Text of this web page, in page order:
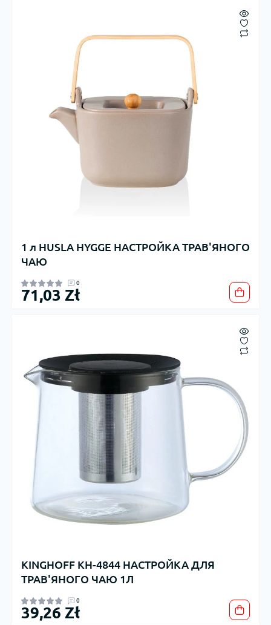
1 л HUSLA HYGGE НАСТРОЙКА ТРАВ'ЯНОГО
ЧАЮ
0
71,03 Zł
KINGHOFF KH-4844 НАСТРОЙКА ДЛЯ
ТРАВ'ЯНОГО ЧАЮ 1Л
0
39,26 Zł